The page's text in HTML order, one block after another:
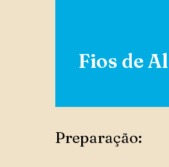
Fios de
Preparação: